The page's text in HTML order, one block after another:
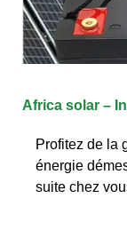
Africa solar –
Profitez de la
énergie
suite chez